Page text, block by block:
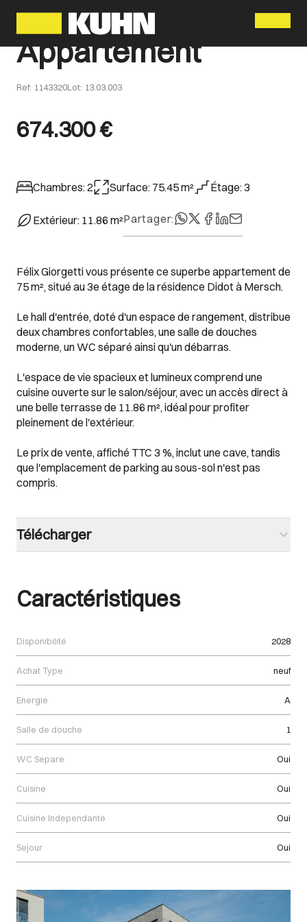
Appartement
Ref: 1143320Lot: 13.03.003
Chambres:2 Surface: 75.45m² Étage:3
Extérieur: 11.86 m²Partager:
Félix Giorgetti vous présente ce superbe appartement de
75 m², situé au 3e étage de la résidence Didot à Mersch.
Le hall d'entrée, doté d'un espace de rangement, distribue
deux chambres confortables, une salle de douches
moderne, un WC séparé ainsi qu'un débarras.
L'espace de vie spacieux et lumineux comprend une
cuisine ouverte sur le salon/séjour, avec un accès direct à
une belle terrasse de 11.86 m², idéal pour profiter
pleinement de l'extérieur.
Le prix de vente, affiché TTC 3 %, inclut une cave, tandis
que l'emplacement de parking au sous-sol n'est pas
compris.
Télécharger
674.300 €
Caractéristiques
Disponibilité 2028
Achat Type neuf
Energie A
Salle de douche 1
WC Separe Oui
Cuisine Oui
Cuisine Independante Oui
Sejour Oui
Images Gallery
Menu